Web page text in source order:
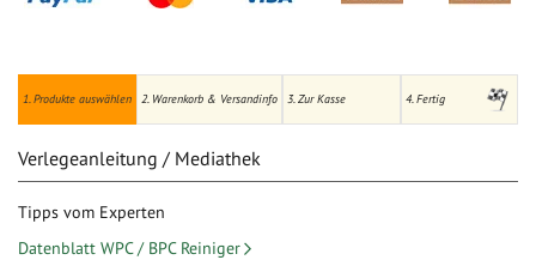
1. Produkte auswählen 2. Warenkorb & Versandinfo 3. Zur Kasse 4. Fertig
Verlegeanleitung / Mediathek
Tipps vom Experten
Datenblatt WPC / BPC Reiniger